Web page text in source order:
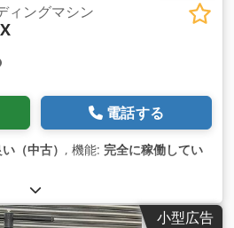
ィングマシン
電話する
（中古） , 機能: 完全に稼働してい
小型広告